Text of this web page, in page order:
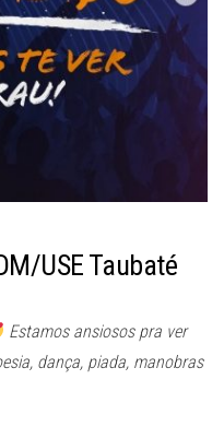
USE Taubaté
Estamos ansiosos pra ver
dança, piada, manobras